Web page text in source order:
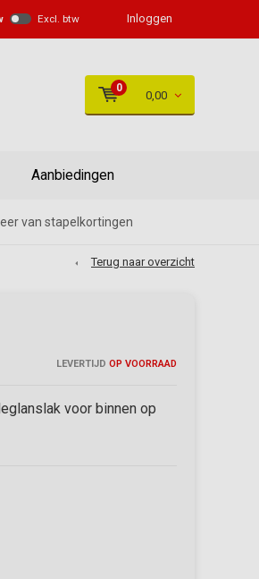
Excl. btw Inloggen
0
0,00
Aanbiedingen
van stapelkortingen
Terug naar overzicht
LEVERTIJD OP VOORRAAD
voor binnen op